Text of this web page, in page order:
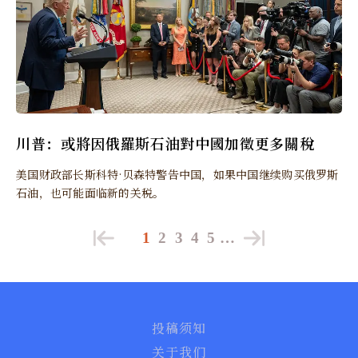
川普：或將因俄羅斯石油對中國加徵更多關稅
美国财政部长斯科特·贝森特警告中国，如果中国继续购买俄罗斯
石油，也可能面临新的关税。
1 2 3 4 5 …
投稿须知
关于我们